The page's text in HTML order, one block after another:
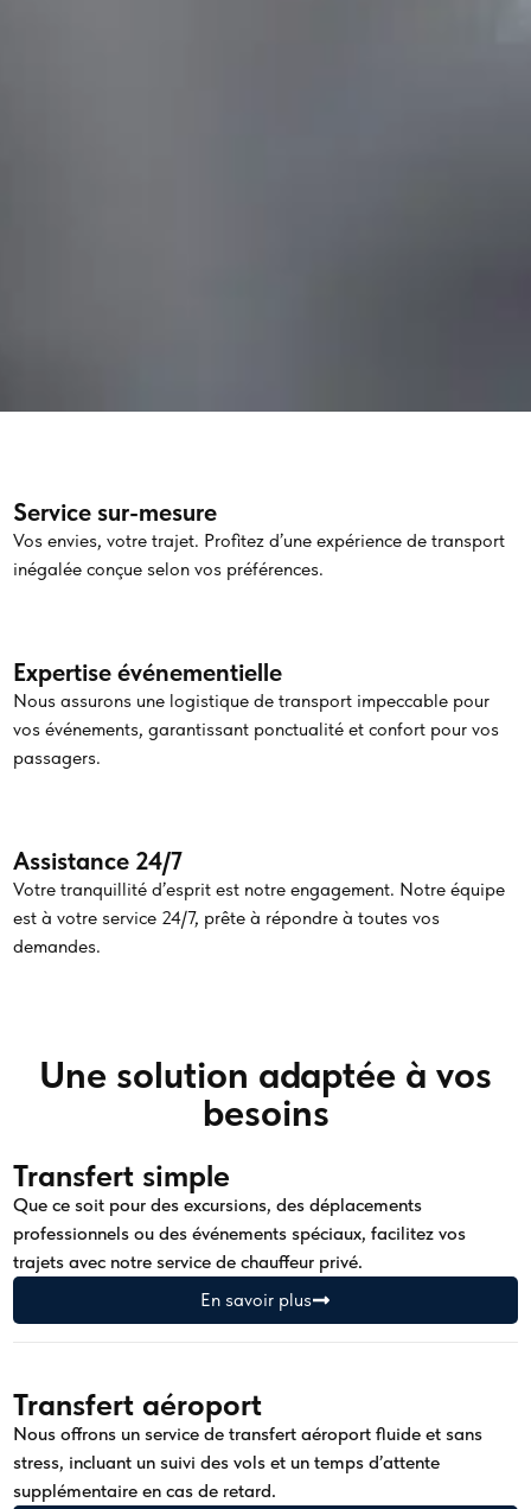
Service sur-mesure
Vos envies, votre trajet. Profitez d’une expérience de transport
inégalée conçue selon vos préférences.
Expertise événementielle
Nous assurons une logistique de transport impeccable pour
vos événements, garantissant ponctualité et confort pour vos
passagers.
Assistance 24/7
Votre tranquillité d’esprit est notre engagement. Notre équipe
est à votre service 24/7, prête à répondre à toutes vos
demandes.
Une solution adaptée à vos
besoins
Transfert simple
Que ce soit pour des excursions, des déplacements
professionnels ou des événements spéciaux, facilitez vos
trajets avec notre service de chauffeur privé.
En savoir plus
Transfert aéroport
Nous offrons un service de transfert aéroport fluide et sans
stress, incluant un suivi des vols et un temps d’attente
supplémentaire en cas de retard.